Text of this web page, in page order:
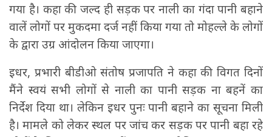
गया है। कहा की जल्द ही सड़क पर नाली का गंदा पानी बहाने
वालें लोगों पर मुकदमा दर्ज नहीं किया गया तो मोहल्ले के लोगों
के द्वारा उग्र आंदोलन किया जाएगा।
इधर, प्रभारी बीडीओ संतोष प्रजापति ने कहा की विगत दिनों
मैंने स्वयं सभी लोगों से नाली का पानी सड़क ना बहनें का
निर्देश दिया था। लेकिन इधर पुनः पानी बहाने का सूचना मिली
है। मामले को लेकर स्थल पर जांच कर सड़क पर पानी बहा रहे